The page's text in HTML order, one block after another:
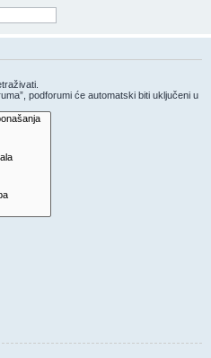
podforumi će automatski biti uključeni u